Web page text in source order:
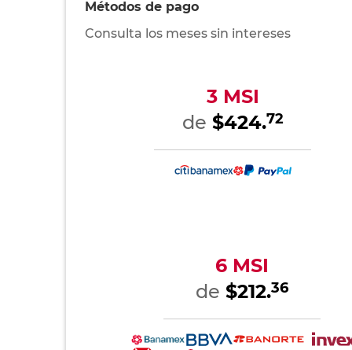
Métodos de pago
Consulta los meses sin intereses
3 MSI
de $424.72
6 MSI
de $212.36